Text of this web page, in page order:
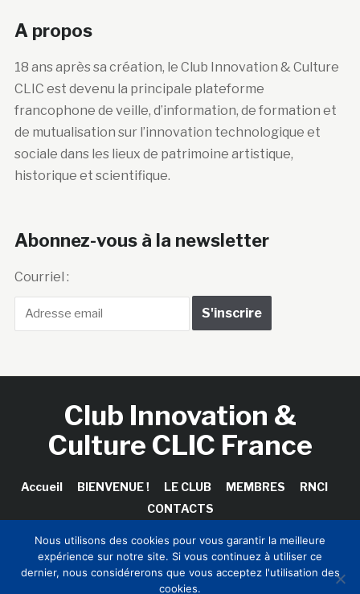
A propos
18 ans après sa création, le Club Innovation & Culture
CLIC est devenu la principale plateforme
francophone de veille, d’information, de formation et
de mutualisation sur l’innovation technologique et
sociale dans les lieux de patrimoine artistique,
historique et scientifique.
Abonnez-vous à la newsletter
Courriel :
Club Innovation &
Culture CLIC France
Accueil BIENVENUE ! LE CLUB MEMBRES
RNCI
CONTACTS
Copyright © 2026 Club Innovation & Culture CLIC France /
Nous utilisons des cookies pour vous garantir la meilleure
expérience sur notre site. Si vous continuez à utiliser ce
dernier, nous considérerons que vous acceptez l'utilisation des
cookies.